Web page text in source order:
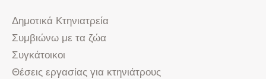
Δημοτικά Κτηνιατρεία
Συμβιώνω με τα ζώα
Συγκάτοικοι
Θέσεις εργασίας για κτηνιάτρους